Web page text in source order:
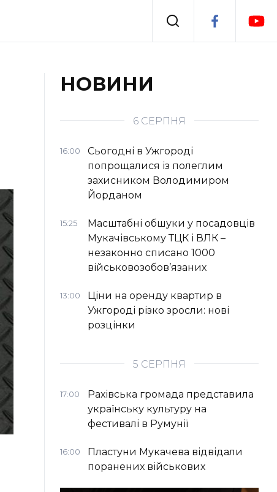
Події
НОВИНИ
6 СЕРПНЯ
16:00
Сьогодні в Ужгороді
попрощалися із полеглим
захисником Володимиром
Йорданом
15:25
Масштабні обшуки у посадовців
Мукачівському ТЦК і ВЛК –
незаконно списано 1000
військовозобов’язаних
13:00
Ціни на оренду квартир в
Ужгороді різко зросли: нові
розцінки
5 СЕРПНЯ
17:00
Рахівська громада представила
українську культуру на
фестивалі в Румунії
16:00
Пластуни Мукачева відвідали
поранених військових